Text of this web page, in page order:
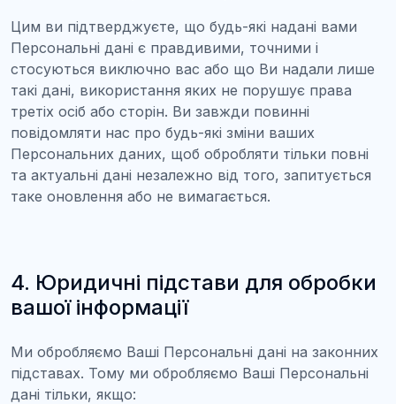
Цим ви підтверджуєте, що будь-які надані вами
Персональні дані є правдивими, точними і
стосуються виключно вас або що Ви надали лише
такі дані, використання яких не порушує права
третіх осіб або сторін. Ви завжди повинні
повідомляти нас про будь-які зміни ваших
Персональних даних, щоб обробляти тільки повні
та актуальні дані незалежно від того, запитується
таке оновлення або не вимагається.
4. Юридичні підстави для обробки
вашої інформації
Ми обробляємо Ваші Персональні дані на законних
підставах. Тому ми обробляємо Ваші Персональні
дані тільки, якщо: